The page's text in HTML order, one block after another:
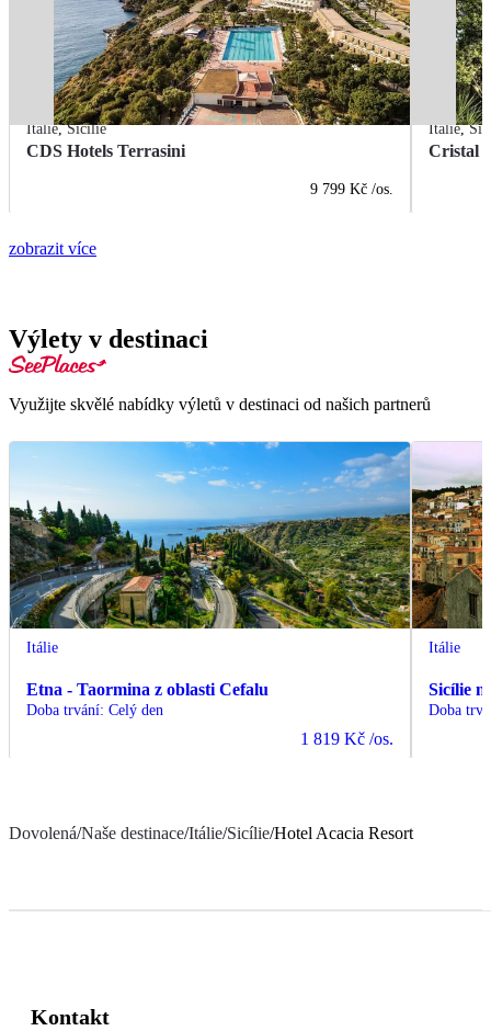
Itálie,Sicílie
CDS Hotels Terrasini
9 799 Kč /os.
Itálie,
Cristal
zobrazit více
Výlety v destinaci
Využijte skvělé nabídky výletů v destinaci od našich partnerů
Itálie
Etna - Taormina z oblasti Cefalu
Doba trvání: Celý den
1 819 Kč /os.
Itálie
Sicílie
Doba
Dovolená/Naše destinace/Itálie/Sicílie/Hotel Acacia Resort
Kontakt